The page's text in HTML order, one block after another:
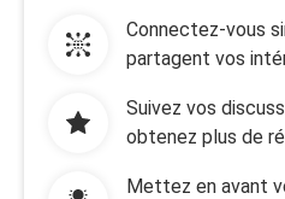
Connectez-vous
partagent vos
Suivez vos
obtenez plus de
Mettez en avant